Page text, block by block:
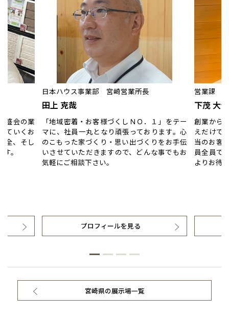
盛会の業
ていくお
全、そし
。
日本ハウス事業部 宮崎営業所長
田上 克哉
「地域密着・お客様づくしＮＯ．１」をテー
マに、社員一丸となり頑張っております。心
のこもった家づくり・思い出づくりをお手伝
いさせていただきますので、どんな事でもお
気軽にご相談下さい。
プロフィールを見る
営業課
下茂 大作
創業から
えだけで
当のお客
員全員で
よりお待
宮崎県の展示場一覧